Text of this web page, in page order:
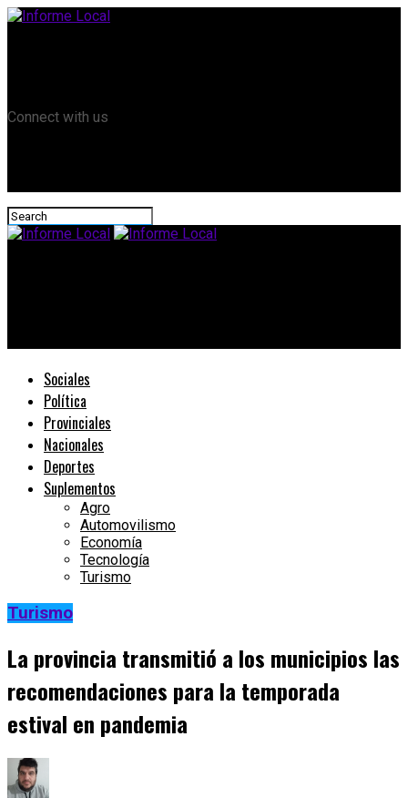
Connect with us
Sociales
Política
Provinciales
Nacionales
Deportes
Suplementos
Agro
Automovilismo
Economía
Tecnología
Turismo
Turismo
La provincia transmitió a los municipios las
recomendaciones para la temporada
estival en pandemia